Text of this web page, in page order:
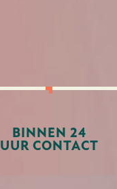
BINNEN 24
UUR CONTACT